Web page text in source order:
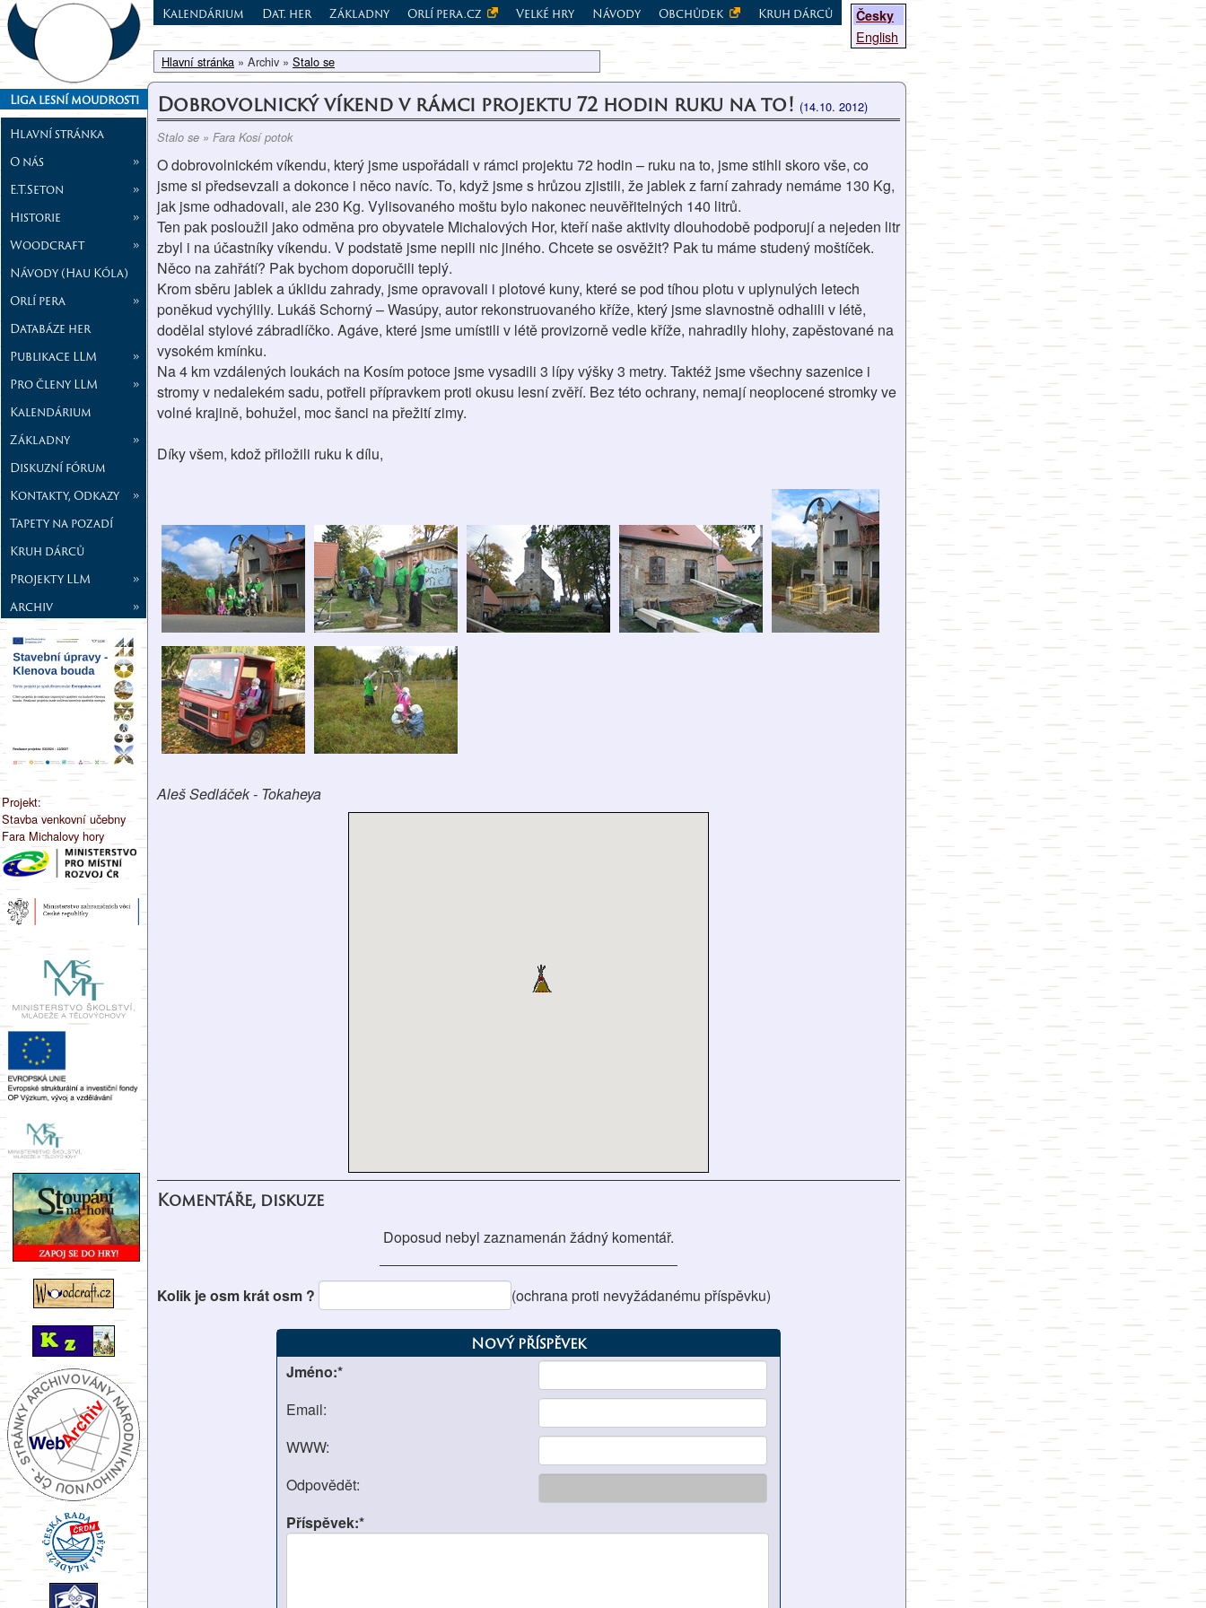
Liga lesní moudrosti
Hlavní stránka
O nás
»
E.T.Seton
»
Historie
»
Woodcraft
»
Návody (Hau Kóla)
Orlí pera
»
Databáze her
Publikace LLM
»
Pro členy LLM
»
Kalendárium
Základny
»
Diskuzní fórum
Kontakty, Odkazy
»
Tapety na pozadí
Kruh dárců
Projekty LLM
»
Archiv
»
Projekt:
Stavba venkovní učebny
Fara Michalovy hory
Česky
English
Kalendárium Dat. her Základny Orlí pera.cz Velké hry Návody Obchůdek Kruh dárců
Hlavní stránka » Archiv » Stalo se
Dobrovolnický víkend v rámci projektu 72 hodin ruku na to! (14.10. 2012)
Stalo se » Fara Kosí potok
O dobrovolnickém víkendu, který jsme uspořádali v rámci projektu 72 hodin – ruku na to, jsme stihli skoro vše, co
jsme si předsevzali a dokonce i něco navíc. To, když jsme s hrůzou zjistili, že jablek z farní zahrady nemáme 130 Kg,
jak jsme odhadovali, ale 230 Kg. Vylisovaného moštu bylo nakonec neuvěřitelných 140 litrů.
Ten pak posloužil jako odměna pro obyvatele Michalových Hor, kteří naše aktivity dlouhodobě podporují a nejeden litr
zbyl i na účastníky víkendu. V podstatě jsme nepili nic jiného. Chcete se osvěžit? Pak tu máme studený moštíček.
Něco na zahřátí? Pak bychom doporučili teplý.
Krom sběru jablek a úklidu zahrady, jsme opravovali i plotové kuny, které se pod tíhou plotu v uplynulých letech
poněkud vychýlily. Lukáš Schorný – Wasúpy, autor rekonstruovaného kříže, který jsme slavnostně odhalili v létě,
dodělal stylové zábradlíčko. Agáve, které jsme umístili v létě provizorně vedle kříže, nahradily hlohy, zapěstované na
vysokém kmínku.
Na 4 km vzdálených loukách na Kosím potoce jsme vysadili 3 lípy výšky 3 metry. Taktéž jsme všechny sazenice i
stromy v nedalekém sadu, potřeli přípravkem proti okusu lesní zvěří. Bez této ochrany, nemají neoplocené stromky ve
volné krajině, bohužel, moc šanci na přežití zimy.
Díky všem, kdož přiložili ruku k dílu,
Aleš Sedláček - Tokaheya
Komentáře, diskuze
Doposud nebyl zaznamenán žádný komentář.
Kolik je osm krát osm ? (ochrana proti nevyžádanému příspěvku)
Nový příspěvek
Jméno:*
Email:
WWW:
Odpovědět:
Příspěvek:*